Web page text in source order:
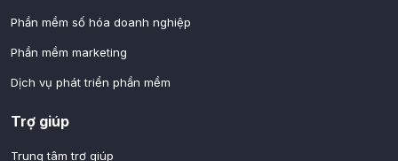
Phần mềm số hóa doanh nghiệp
Phần mềm marketing
Dịch vụ phát triển phần mềm
Trợ giúp
Trung tâm trợ giúp